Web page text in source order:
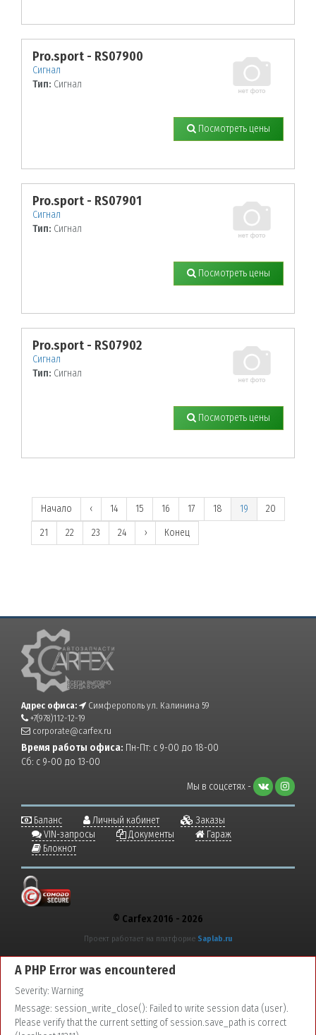
Pro.sport - RS07900
Сигнал
Тип: Сигнал
Посмотреть цены
Pro.sport - RS07901
Сигнал
Тип: Сигнал
Посмотреть цены
Pro.sport - RS07902
Сигнал
Тип: Сигнал
Посмотреть цены
Начало ‹ 14 15 16 17 18 19
20
21
22 23 24 › Конец
Адрес офиса:
Симферополь ул. Калинина 59
+7(978)112-12-19
corporate@carfex.ru
Время работы офиса: Пн-Пт: с 9-00 до 18-00
Сб: с 9-00 до 13-00
Мы в соцсетях -
Баланс Личный кабинет
Заказы
VIN-запросы
Документы
Гараж
Блокнот
© Carfex 2016 - 2026
Проект работает на платформе Saplab.ru
A PHP Error was encountered
Severity: Warning
Message: session_write_close(): Failed to write session data (user).
Please verify that the current setting of session.save_path is correct